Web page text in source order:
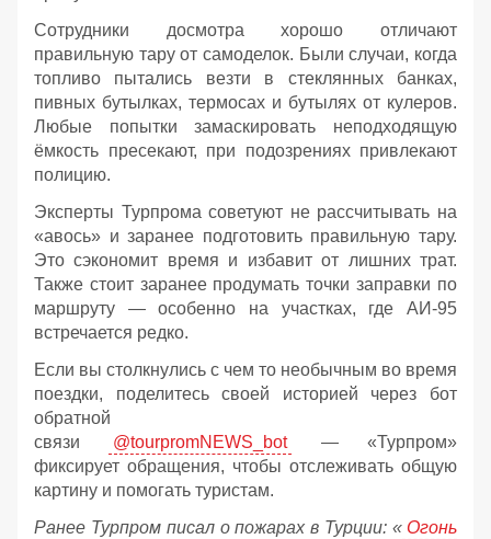
Сотрудники досмотра хорошо отличают
правильную тару от самоделок. Были случаи, когда
топливо пытались везти в стеклянных банках,
пивных бутылках, термосах и бутылях от кулеров.
Любые попытки замаскировать неподходящую
ёмкость пресекают, при подозрениях привлекают
полицию.
Эксперты Турпрома советуют не рассчитывать на
«авось» и заранее подготовить правильную тару.
Это сэкономит время и избавит от лишних трат.
Также стоит заранее продумать точки заправки по
маршруту — особенно на участках, где АИ‑95
встречается редко.
Если вы столкнулись с чем то необычным во время
поездки, поделитесь своей историей через бот
обратной
связи
@tourpromNEWS_bot
— «Турпром»
фиксирует обращения, чтобы отслеживать общую
картину и помогать туристам.
Ранее Турпром писал о пожарах в Турции: « Огонь